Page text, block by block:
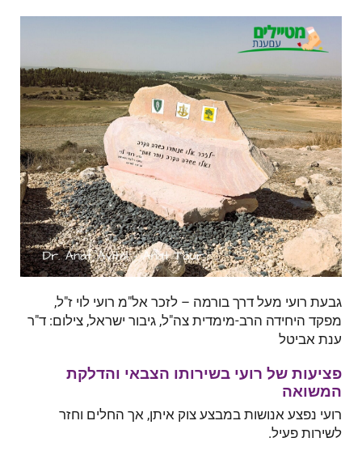
גבעת רועי מעל דרך בורמה – לזכר אל"מ רועי לוי ז"ל,
מפקד היחידה הרב-מימדית צה"ל, גיבור ישראל, צילום: ד"ר
ענת אביטל
פציעות של רועי בשירותו הצבאי והדלקת
המשואה
רועי נפצע אנושות במבצע צוק איתן, אך החלים וחזר
לשירות פעיל.